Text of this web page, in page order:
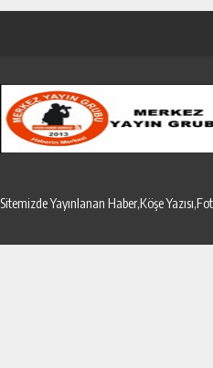
Sitemizde Yayınlanan Haber,Köşe